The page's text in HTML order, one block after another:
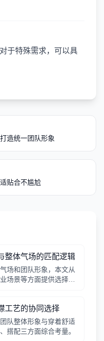
于特殊需求，可以具
造统一团队形象
贴合不尴尬
整体气场的匹配逻辑
场和团队形象，本文从
场景等方面提供选择逻
工艺的协同选择
队整体形象与穿着舒适
搭配三方面综合考量。